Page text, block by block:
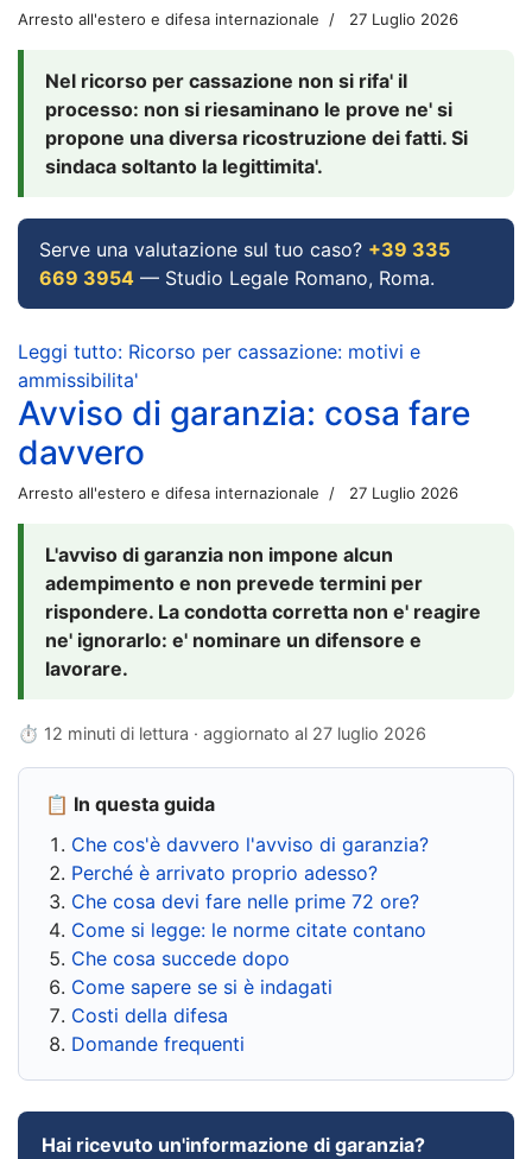
Arresto all'estero e difesa internazionale 27 Luglio 2026
Nel ricorso per cassazione non si rifa' il
processo: non si riesaminano le prove ne' si
propone una diversa ricostruzione dei fatti. Si
sindaca soltanto la legittimita'.
Serve una valutazione sul tuo caso? +39 335
669 3954 — Studio Legale Romano, Roma.
Leggi tutto: Ricorso per cassazione: motivi e
ammissibilita'
Avviso di garanzia: cosa fare
davvero
Arresto all'estero e difesa internazionale 27 Luglio 2026
L'avviso di garanzia non impone alcun
adempimento e non prevede termini per
rispondere. La condotta corretta non e' reagire
ne' ignorarlo: e' nominare un difensore e
lavorare.
⏱ 12 minuti di lettura · aggiornato al 27 luglio 2026
📋 In questa guida
Che cos'è davvero l'avviso di garanzia?
Perché è arrivato proprio adesso?
Che cosa devi fare nelle prime 72 ore?
Come si legge: le norme citate contano
Che cosa succede dopo
Come sapere se si è indagati
Costi della difesa
Domande frequenti
Hai ricevuto un'informazione di garanzia?